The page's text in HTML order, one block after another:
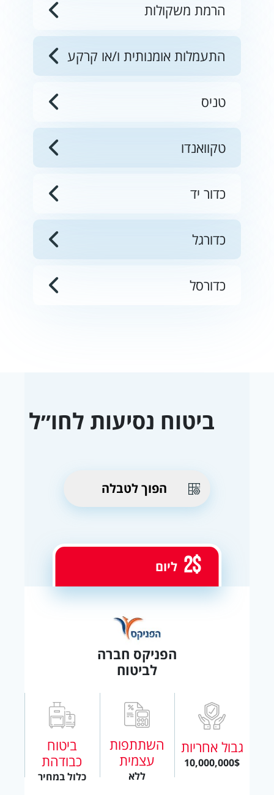
הרמת משקולות
התעמלות אומנותית ו/או קרקע
טניס
טקוואנדו
כדור יד
כדורגל
כדורסל
הפוך לטבלה
ביטוח נסיעות לחו״ל
הפניקס חברה
לביטוח
גבול אחריות
10,000,000$
השתתפות
עצמית
ללא
ביטוח
כבודהת
כלול במחיר
2$ ליום